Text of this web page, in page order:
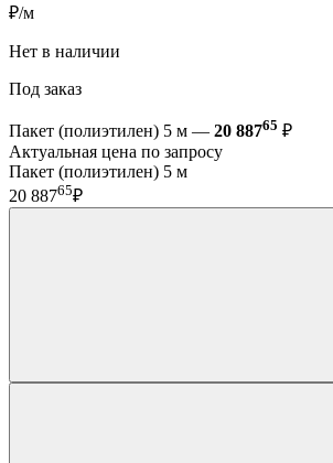
₽/м
Нет в наличии
Под заказ
Пакет (полиэтилен) 5 м — 20 88765 ₽
Актуальная цена по запросу
Пакет (полиэтилен) 5 м
20 88765₽